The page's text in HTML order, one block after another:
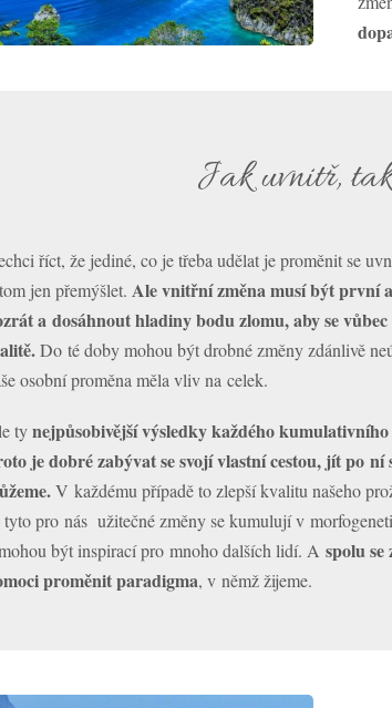
Jak uvnitř,
říct, že jediné, co je třeba udělat je proměnit se
jen přemýšlet. Ale vnitřní změna musí být první
a dosáhnout hladiny bodu zlomu, aby se
Do té doby mohou být drobné změny zdánlivě
osobní proměna měla vliv na celek.
tynejpůsobivější výsledky každého kumulativního
je dobré zabývat se svojí vlastní cestou, jít po
V každému případě to zlepší kvalitu našeho
tyto pro nás užitečné změny se kumulují v
být inspirací pro mnoho dalších lidí. A spolu se
proměnit paradigma, v němž žijeme.